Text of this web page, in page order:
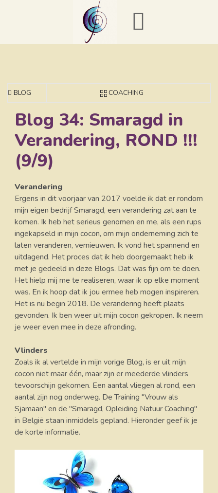
BLOG COACHING
Blog 34: Smaragd in
Verandering, ROND !!!
(9/9)
Verandering
Ergens in dit voorjaar van 2017 voelde ik dat er rondom
mijn eigen bedrijf Smaragd, een verandering zat aan te
komen. Ik heb het serieus genomen en me, als een rups
ingekapseld in mijn cocon, om mijn onderneming zich te
laten veranderen, vernieuwen. Ik vond het spannend en
uitdagend. Het proces dat ik heb doorgemaakt heb ik
met je gedeeld in deze Blogs. Dat was fijn om te doen.
Het hielp mij me te realiseren, waar ik op elke moment
was. En ik hoop dat ik jou ermee heb mogen inspireren.
Het is nu begin 2018. De verandering heeft plaats
gevonden. Ik ben weer uit mijn cocon gekropen. Ik neem
je weer even mee in deze afronding.
Vlinders
Zoals ik al vertelde in mijn vorige Blog, is er uit mijn
cocon niet maar één, maar zijn er meederde vlinders
tevoorschijn gekomen. Een aantal vliegen al rond, een
aantal zijn nog onderweg. De Training "Vrouw als
Sjamaan" en de "Smaragd, Opleiding Natuur Coaching"
in België staan inmiddels gepland. Hieronder geef ik je
de korte informatie.